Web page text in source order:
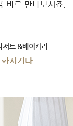
바로 만나보시죠.
트 &베이커리
시키다